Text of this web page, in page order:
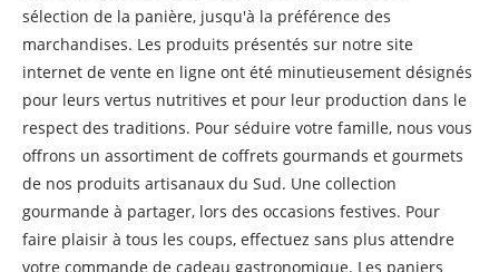
sélection de la panière, jusqu'à la préférence des
marchandises. Les produits présentés sur notre site
internet de vente en ligne ont été minutieusement désignés
pour leurs vertus nutritives et pour leur production dans le
respect des traditions. Pour séduire votre famille, nous vous
offrons un assortiment de coffrets gourmands et gourmets
de nos produits artisanaux du Sud. Une collection
gourmande à partager, lors des occasions festives. Pour
faire plaisir à tous les coups, effectuez sans plus attendre
votre commande de cadeau gastronomique. Les paniers